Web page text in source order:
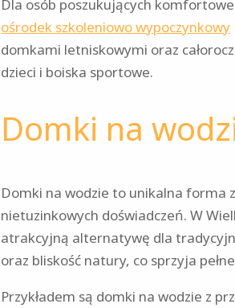
Dla osób poszukujących
ośrodek szkoleniowo wypoczynkowy
domkami letniskowymi oraz
dzieci i boiska sportowe.
Domki na
Domki na wodzie to unikalna forma
nietuzinkowych doświadczeń. W
atrakcyjną alternatywę dla
oraz bliskość natury, co sprzyja
Przykładem są domki na wodzie z